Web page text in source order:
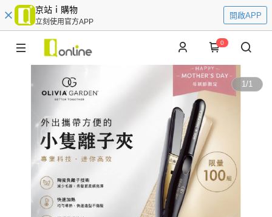
京站ｉ購物
立刻使用官方APP
開啟APP
0
1/1